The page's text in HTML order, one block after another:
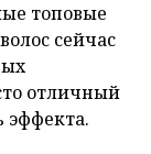
топовые
сейчас
отличный
эффекта.